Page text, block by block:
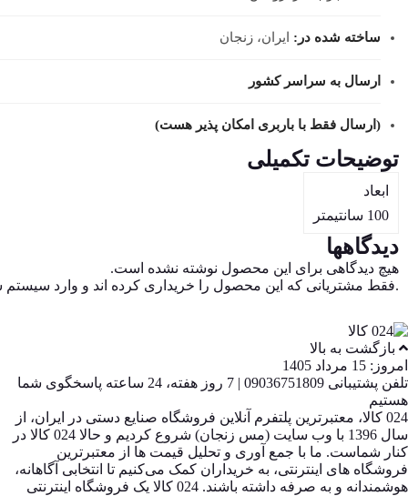
ساخته شده در: ایران، زنجان
ارسال به سراسر کشور
(ارسال فقط با باربری امکان پذیر هست)
توضیحات تکمیلی
ابعاد
100 سانتیمتر
دیدگاهها
هیچ دیدگاهی برای این محصول نوشته نشده است.
.فقط مشتریانی که این محصول را خریداری کرده اند و وارد سیستم
بازگشت به بالا
امروز: 15 مرداد 1405
تلفن پشتیبانی 09036751809 | 7 روز هفته، 24 ساعته پاسخگوی شما
هستیم
024 کالا، معتبرترین پلتفرم آنلاین فروشگاه صنایع دستی در ایران، از
سال 1396 با وب سایت (مس زنجان) شروع کردیم و حالا 024 کالا در
کنار شماست. ما با جمع‌ آوری و تحلیل قیمت‌ ها از معتبرترین
فروشگاه‌ های اینترنتی، به خریداران کمک می‌کنیم تا انتخابی آگاهانه،
هوشمندانه و به‌ صرفه داشته باشند. 024 کالا یک فروشگاه اینترنتی